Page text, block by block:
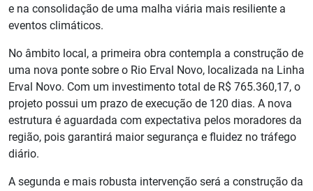
e na consolidação de uma malha viária mais resiliente a
eventos climáticos.
No âmbito local, a primeira obra contempla a construção de
uma nova ponte sobre o Rio Erval Novo, localizada na Linha
Erval Novo. Com um investimento total de R$ 765.360,17, o
projeto possui um prazo de execução de 120 dias. A nova
estrutura é aguardada com expectativa pelos moradores da
região, pois garantirá maior segurança e fluidez no tráfego
diário.
A segunda e mais robusta intervenção será a construção da